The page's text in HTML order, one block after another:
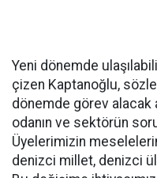
Yeni dönemde
çizen Kaptanoğlu,
dönemde görev alacak
odanın ve sektörün
Üyelerimizin
denizci millet, denizci